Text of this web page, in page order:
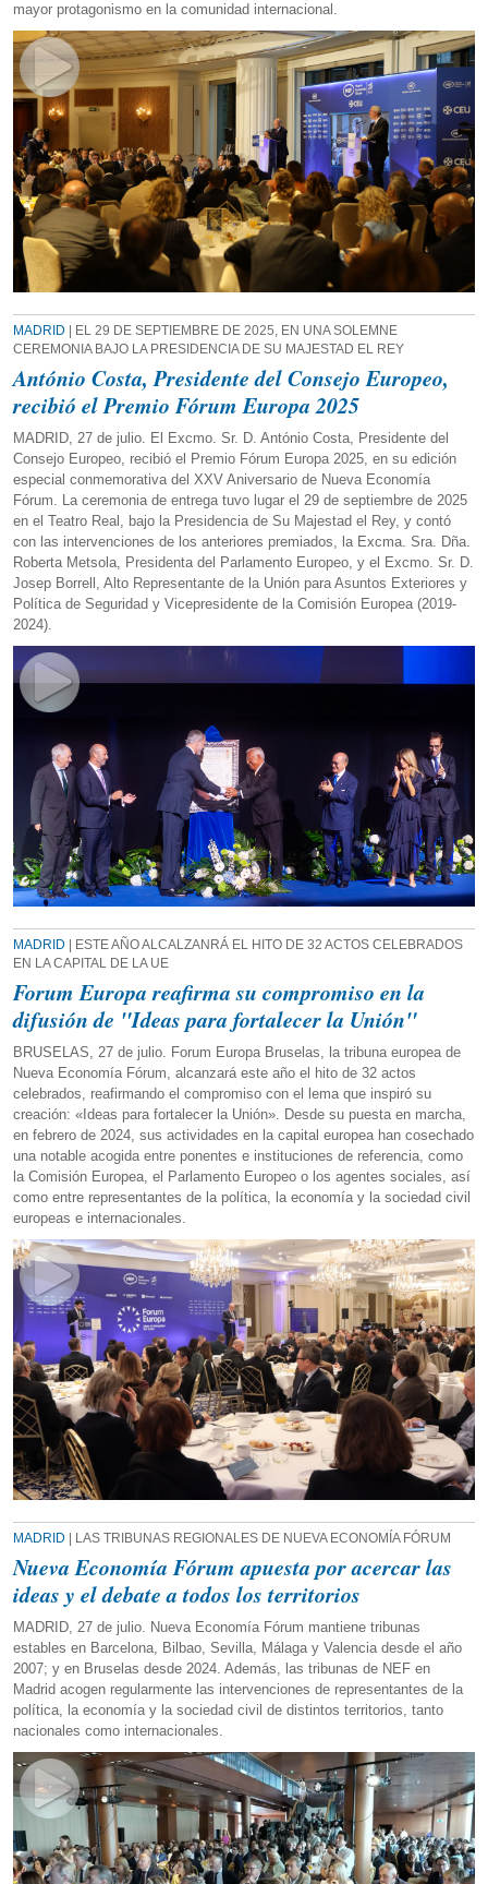
mayor protagonismo en la comunidad internacional.
MADRID | EL 29 DE SEPTIEMBRE DE 2025, EN UNA SOLEMNE
CEREMONIA BAJO LA PRESIDENCIA DE SU MAJESTAD EL REY
António Costa, Presidente del Consejo Europeo,
recibió el Premio Fórum Europa 2025
MADRID, 27 de julio. El Excmo. Sr. D. António Costa, Presidente del
Consejo Europeo, recibió el Premio Fórum Europa 2025, en su edición
especial conmemorativa del XXV Aniversario de Nueva Economía
Fórum. La ceremonia de entrega tuvo lugar el 29 de septiembre de 2025
en el Teatro Real, bajo la Presidencia de Su Majestad el Rey, y contó
con las intervenciones de los anteriores premiados, la Excma. Sra. Dña.
Roberta Metsola, Presidenta del Parlamento Europeo, y el Excmo. Sr. D.
Josep Borrell, Alto Representante de la Unión para Asuntos Exteriores y
Política de Seguridad y Vicepresidente de la Comisión Europea (2019-
2024).
MADRID | ESTE AÑO ALCALZANRÁ EL HITO DE 32 ACTOS CELEBRADOS
EN LA CAPITAL DE LA UE
Forum Europa reafirma su compromiso en la
difusión de "Ideas para fortalecer la Unión"
BRUSELAS, 27 de julio. Forum Europa Bruselas, la tribuna europea de
Nueva Economía Fórum, alcanzará este año el hito de 32 actos
celebrados, reafirmando el compromiso con el lema que inspiró su
creación: «Ideas para fortalecer la Unión». Desde su puesta en marcha,
en febrero de 2024, sus actividades en la capital europea han cosechado
una notable acogida entre ponentes e instituciones de referencia, como
la Comisión Europea, el Parlamento Europeo o los agentes sociales, así
como entre representantes de la política, la economía y la sociedad civil
europeas e internacionales.
MADRID | LAS TRIBUNAS REGIONALES DE NUEVA ECONOMÍA FÓRUM
Nueva Economía Fórum apuesta por acercar las
ideas y el debate a todos los territorios
MADRID, 27 de julio. Nueva Economía Fórum mantiene tribunas
estables en Barcelona, Bilbao, Sevilla, Málaga y Valencia desde el año
2007; y en Bruselas desde 2024. Además, las tribunas de NEF en
Madrid acogen regularmente las intervenciones de representantes de la
política, la economía y la sociedad civil de distintos territorios, tanto
nacionales como internacionales.